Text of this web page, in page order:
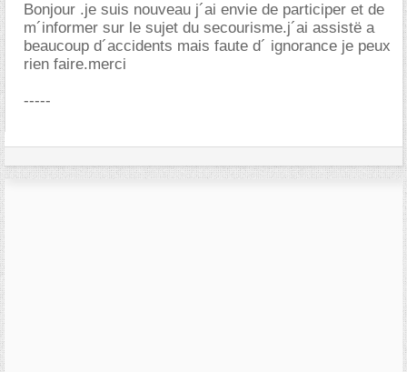
Bonjour .je suis nouveau j´ai envie de participer et de
m´informer sur le sujet du secourisme.j´ai assistë a
beaucoup d´accidents mais faute d´ ignorance je peux
rien faire.merci
-----